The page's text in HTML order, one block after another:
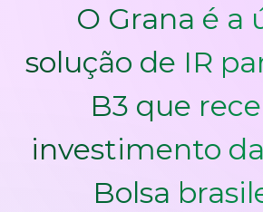
O Grana é a
solução de IR
B3 que
investimento
Bolsa